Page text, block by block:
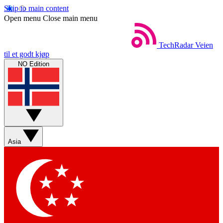
Skip to main content
Open menu Close main menu
TechRadar Veien
til et godt kjøp
NO Edition
Asia